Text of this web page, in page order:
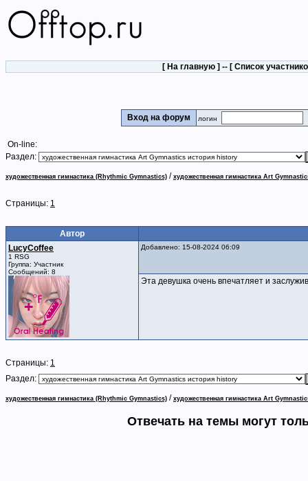
[ На главную ] -- [ Список
Вход на форум логин
On-line:
Раздел:
художественная гимнастика (Rhythmic Gymnastics) / художественная гимнастика Art
Страницы: 1
Автор
LucyCoffee
1 RSG
Группа: Участник
Сообщений: 8
Добавлено: 15-08-2024 06:09
Эта девушка очень впечатляет и
Страницы: 1
Раздел:
художественная гимнастика (Rhythmic Gymnastics) / художественная гимнастика Art
Отвечать на темы могут